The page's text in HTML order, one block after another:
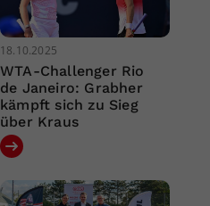
18.10.2025
WTA-Challenger Rio
de Janeiro: Grabher
kämpft sich zu Sieg
über Kraus